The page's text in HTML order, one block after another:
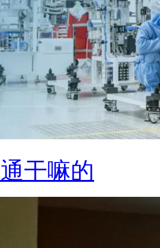
干嘛的